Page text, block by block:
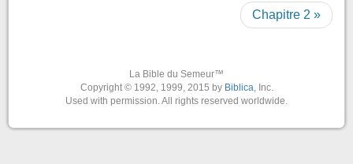
Chapitre 2 »
La Bible du Semeur™
Copyright © 1992, 1999, 2015 by Biblica, Inc.
Used with permission. All rights reserved worldwide.